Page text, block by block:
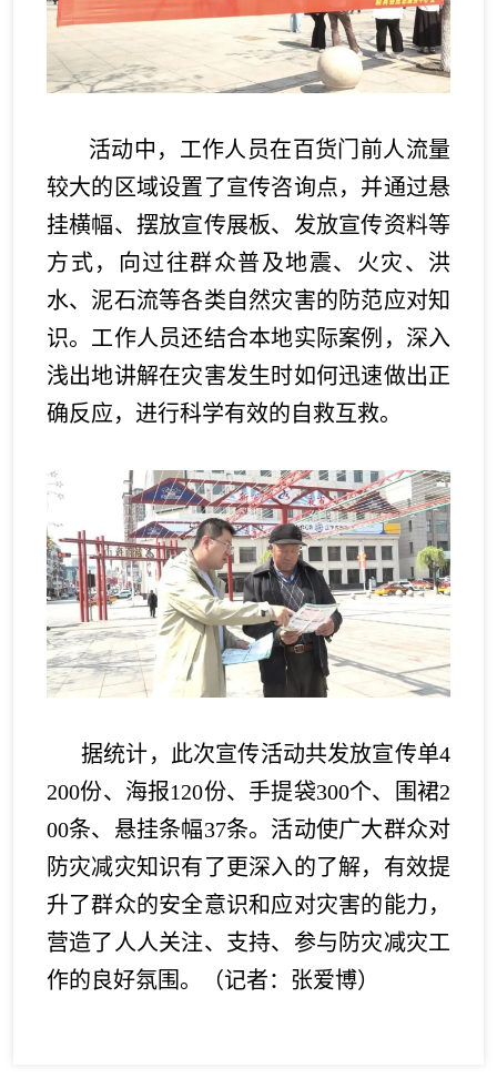
活动中，工作人员在百货门前人流量
较大的区域设置了宣传咨询点，并通过悬
挂横幅、摆放宣传展板、发放宣传资料等
方式，向过往群众普及地震、火灾、洪
水、泥石流等各类自然灾害的防范应对知
识。工作人员还结合本地实际案例，深入
浅出地讲解在灾害发生时如何迅速做出正
确反应，进行科学有效的自救互救。
据统计，此次宣传活动共发放宣传单4
200份、海报120份、手提袋300个、围裙2
00条、悬挂条幅37条。活动使广大群众对
防灾减灾知识有了更深入的了解，有效提
升了群众的安全意识和应对灾害的能力，
营造了人人关注、支持、参与防灾减灾工
作的良好氛围。（记者：张爱博）